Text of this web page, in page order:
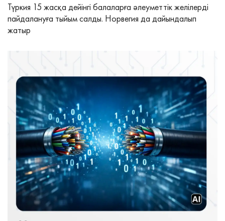
Түркия 15 жасқа дейінгі балаларға әлеуметтік желілерді
пайдалануға тыйым салды. Норвегия да дайындалып
жатыр